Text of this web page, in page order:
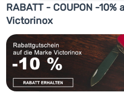
RABATT - COUPON -10%
Victorinox